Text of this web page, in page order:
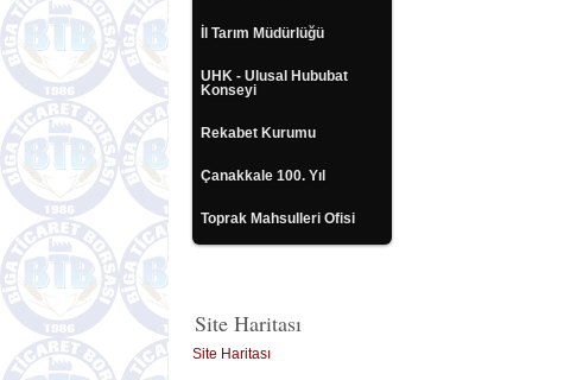
İl Tarım Müdürlüğü
UHK - Ulusal Hububat
Konseyi
Rekabet Kurumu
Çanakkale 100. Yıl
Toprak Mahsulleri Ofisi
Site Haritası
Site Haritası